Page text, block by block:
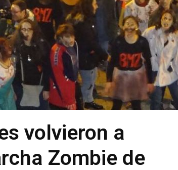
volvieron a
Zombie de